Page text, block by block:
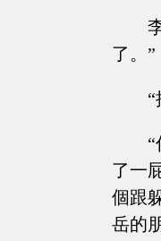
了。”
了一
個跟
岳的